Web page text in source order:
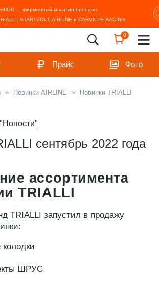
— фирменный магазин брендов
STARTVOLT, AIRLINE и CARVILLE RACING
0
Прайс Фото
» Новинки AIRLINE »
Новинки TRIALLI
сентябрь 2022 года
ассортимента
TRIALLI
TRIALLI запустил в продажу
ШРУС